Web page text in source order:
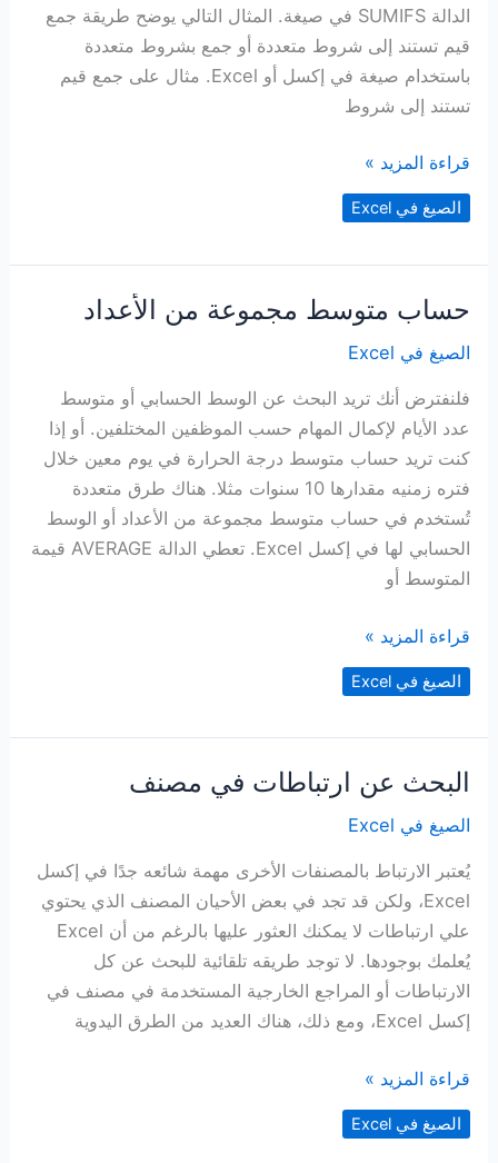
الدالة SUMIFS في صيغة. المثال التالي يوضح طريقة جمع
قيم تستند إلى شروط متعددة أو جمع بشروط متعددة
باستخدام صيغة في إكسل أو Excel. مثال على جمع قيم
تستند إلى شروط
جمع
قيم
تستند
متعددة
قراءة المزيد »
الصيغ في Excel
حساب متوسط مجموعة من الأعداد
الصيغ في Excel
فلنفترض أنك تريد البحث عن الوسط الحسابي أو متوسط
عدد الأيام لإكمال المهام حسب الموظفين المختلفين. أو إذا
كنت تريد حساب متوسط درجة الحرارة في يوم معين خلال
فتره زمنيه مقدارها 10 سنوات مثلا. هناك طرق متعددة
تُستخدم في حساب متوسط مجموعة من الأعداد أو الوسط
الحسابي لها في إكسل Excel. تعطي الدالة AVERAGE قيمة
المتوسط أو
حساب
متوسط
مجموعة
قراءة المزيد »
الصيغ في Excel
البحث عن ارتباطات في مصنف
الصيغ في Excel
يُعتبر الارتباط بالمصنفات الأخرى مهمة شائعه جدًا في إكسل
Excel، ولكن قد تجد في بعض الأحيان المصنف الذي يحتوي
علي ارتباطات لا يمكنك العثور عليها بالرغم من أن Excel
يُعلمك بوجودها. لا توجد طريقه تلقائية للبحث عن كل
الارتباطات أو المراجع الخارجية المستخدمة في مصنف في
إكسل Excel، ومع ذلك، هناك العديد من الطرق اليدوية
البحث
عن
ارتباطات
قراءة المزيد »
الصيغ في Excel